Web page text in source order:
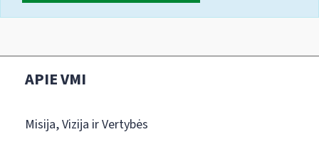
APIE VMI
Misija, Vizija ir Vertybės